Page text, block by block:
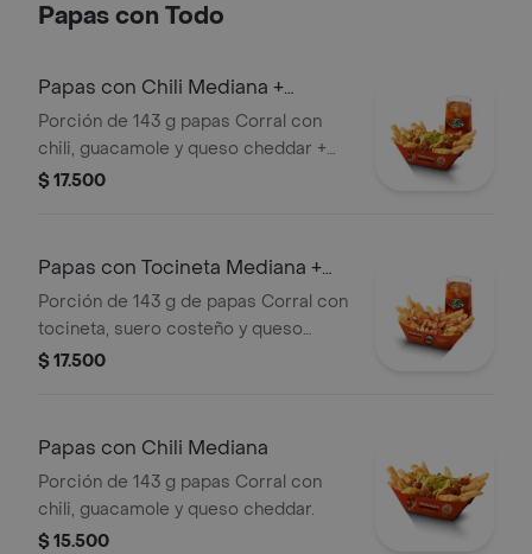
mostaza
Papas con Todo
Papas con Chili Mediana +
bebida
Porción de 143 g papas Corral con
chili, guacamole y queso cheddar +
bebida
$ 17.500
Papas con Tocineta Mediana +
bebida
Porción de 143 g de papas Corral con
tocineta, suero costeño y queso
cheddar + bebida
$ 17.500
Papas con Chili Mediana
Porción de 143 g papas Corral con
chili, guacamole y queso cheddar.
$ 15.500